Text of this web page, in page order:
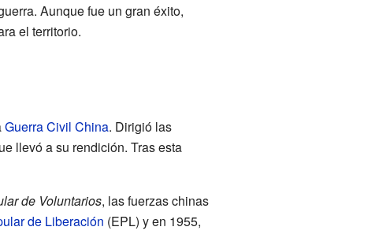
Aunque fue un gran éxito,
el territorio.
Guerra Civil China. Dirigió las
llevó a su rendición. Tras esta
de Voluntarios, las fuerzas chinas
de Liberación (EPL) y en 1955,